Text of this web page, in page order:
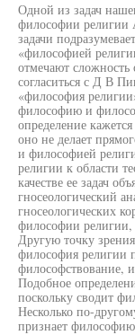
Одной из задач
философии религии
задачи
«философией
отмечают
согласиться с Д В
«философия
философию и
определение
оно не делает
и философией
религии к области
качестве ее задач
гносеологический
гносеологических
философии религии,
Другую точку
философия религии
философствование,
Подобное
поскольку сводит
Несколько по-
признает